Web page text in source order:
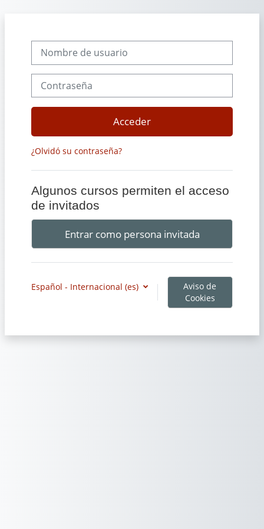
Nombre de usuario
Acceder
¿Olvidó su contraseña?
Algunos cursos permiten el acceso
de invitados
Entrar como persona invitada
Español - Internacional ‎(es)‎
Aviso de
Cookies